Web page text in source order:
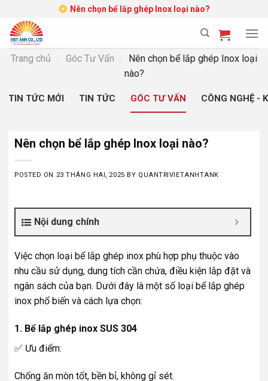
content
Nên chọn bể lắp ghép Inox loại nào?
Trang chủ Góc Tư Vấn
Nên chọn bể lắp ghép Inox loại
nào?
TIN TỨC MỚI TIN TỨC GÓC TƯ VẤN CÔNG NGHỆ -
Nên chọn bể lắp ghép Inox loại nào?
POSTED ON 23 THÁNG HAI, 2025 BY QUANTRIVIETANHTANK
Nội dung chính
Việc chọn loại bể lắp ghép inox phù hợp phụ thuộc vào
nhu cầu sử dụng, dung tích cần chứa, điều kiện lắp đặt và
ngân sách của bạn. Dưới đây là một số loại bể lắp ghép
inox phổ biến và cách lựa chọn:
1. Bể lắp ghép inox SUS 304
✅ Ưu điểm:
Chống ăn mòn tốt, bền bỉ, không gỉ sét.